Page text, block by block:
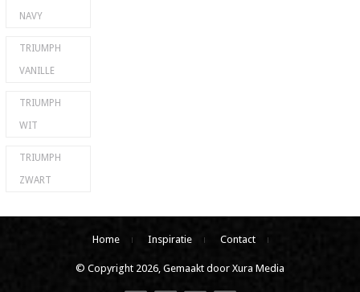
NAVY
TRIUMPH
VANILLE
TRIUMPH
WIT
TRIUMPH
ZWART
Home Inspiratie Contact
© Copyright 2026, Gemaakt door Xura Media